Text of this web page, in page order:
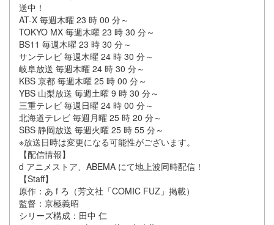
送中！
AT-X 毎週木曜 23 時 00 分～
TOKYO MX 毎週木曜 23 時 30 分～
BS11 毎週木曜 23 時 30 分～
サンテレビ 毎週木曜 24 時 30 分～
岐阜放送 毎週木曜 24 時 30 分～
KBS 京都 毎週木曜 25 時 00 分～
YBS 山梨放送 毎週土曜 9 時 30 分～
三重テレビ 毎週日曜 24 時 00 分～
北海道テレビ 毎週月曜 25 時 20 分～
SBS 静岡放送 毎週火曜 25 時 55 分～
※放送日時は変更になる可能性がございます。
【配信情報】
d アニメストア、ABEMA にて地上波同時配信！
【Staff】
原作：あ f ろ（芳文社「COMIC FUZ」掲載）
監督：京極義昭
シリーズ構成：田中 仁